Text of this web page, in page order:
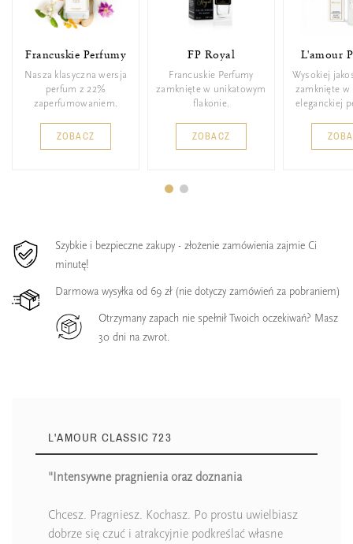
Francuskie Perfumy
Nasza klasyczna wersja
perfum z 22%
zaperfumowaniem.
ZOBACZ
FP Royal
Francuskie Perfumy
zamknięte w unikatowym
flakonie.
ZOBACZ
L'amour
Wysokiej
zamknięte w
eleganckiej
Szybkie i bezpieczne zakupy - złożenie zamówienia zajmie Ci
minutę!
Darmowa wysyłka od 69 zł (nie dotyczy zamówień za pobraniem)
Otrzymany zapach nie spełnił Twoich oczekiwań? Masz
30 dni na zwrot.
L'AMOUR CLASSIC 723
"Intensywne pragnienia oraz doznania
Chcesz. Pragniesz. Kochasz. Po prostu uwielbiasz
dobrze się czuć i atrakcyjnie podkreślać własne